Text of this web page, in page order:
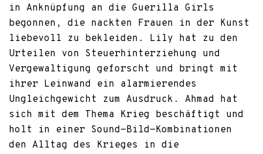
in Anknüpfung an die Guerilla Girls
begonnen, die nackten Frauen in der Kunst
liebevoll zu bekleiden. Lily hat zu den
Urteilen von Steuerhinterziehung und
Vergewaltigung geforscht und bringt mit
ihrer Leinwand ein alarmierendes
Ungleichgewicht zum Ausdruck. Ahmad hat
sich mit dem Thema Krieg beschäftigt und
holt in einer Sound-Bild-Kombinationen
den Alltag des Krieges in die